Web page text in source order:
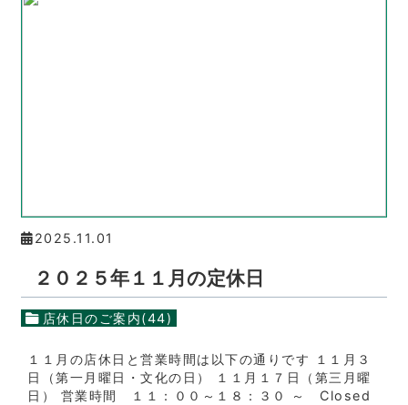
2025.11.01
２０２５年１１月の定休日
店休日のご案内(44)
１１月の店休日と営業時間は以下の通りです １１月３
日（第一月曜日・文化の日） １１月１７日（第三月曜
日） 営業時間 １１：００～１８：３０ ～ Closed